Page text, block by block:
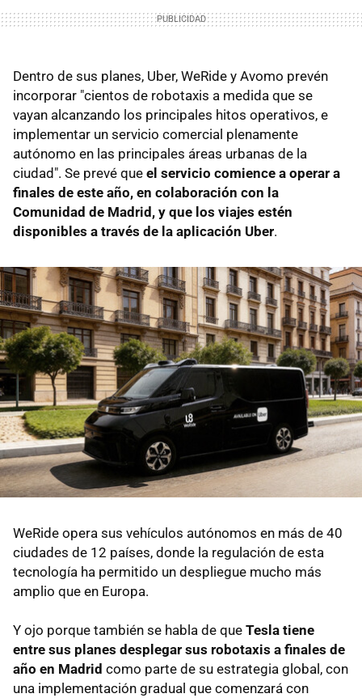
Dentro de sus planes, Uber, WeRide y Avomo prevén
incorporar "cientos de robotaxis a medida que se
vayan alcanzando los principales hitos operativos, e
implementar un servicio comercial plenamente
autónomo en las principales áreas urbanas de la
ciudad". Se prevé que el servicio comience a operar a
finales de este año, en colaboración con la
Comunidad de Madrid, y que los viajes estén
disponibles a través de la aplicación Uber.
WeRide opera sus vehículos autónomos en más de 40
ciudades de 12 países, donde la regulación de esta
tecnología ha permitido un despliegue mucho más
amplio que en Europa.
Y ojo porque también se habla de que Tesla tiene
entre sus planes desplegar sus robotaxis a finales de
año en Madrid como parte de su estrategia global, con
una implementación gradual que comenzará con